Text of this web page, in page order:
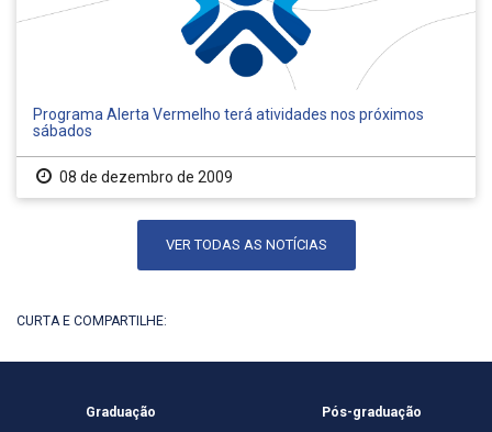
Programa Alerta Vermelho terá atividades nos próximos
sábados
08 de dezembro de 2009
VER TODAS AS NOTÍCIAS
CURTA E COMPARTILHE:
Graduação Pós-graduação